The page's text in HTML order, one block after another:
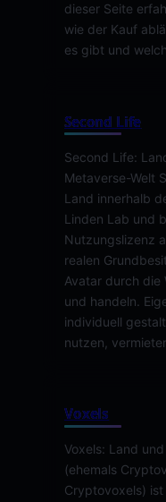
dieser Seite
wie der Kauf
es gibt und
Second Life
Second Life:
Metaverse-Welt
Land innerhalb
Linden Lab und
Nutzungslizenz
realen
Avatar durch die
und handeln.
individuell
nutzen,
Voxels
Voxels: Land
(ehemals
Cryptovoxels)